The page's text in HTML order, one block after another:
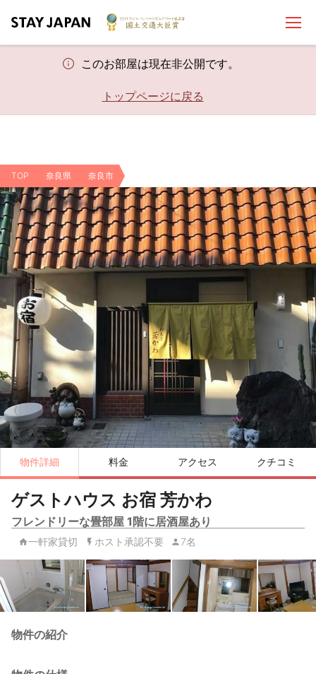
このお部屋は現在非公開です。
トップページに戻る
TOP 奈良県 奈良市
物件詳細 料金 アクセス クチコミ
ゲストハウス お宿 芳かわ
フレンドリーな畳部屋 1階に居酒屋あり
一軒家貸切 ホスト承認不要 7名
物件の紹介